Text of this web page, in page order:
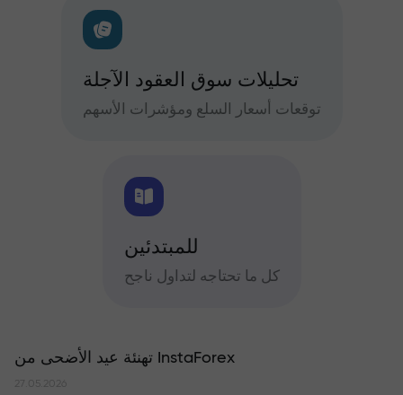
تحليلات سوق العقود الآجلة
توقعات أسعار السلع ومؤشرات الأسهم
للمبتدئين
كل ما تحتاجه لتداول ناجح
تهنئة عيد الأضحى من InstaForex
27.05.2026